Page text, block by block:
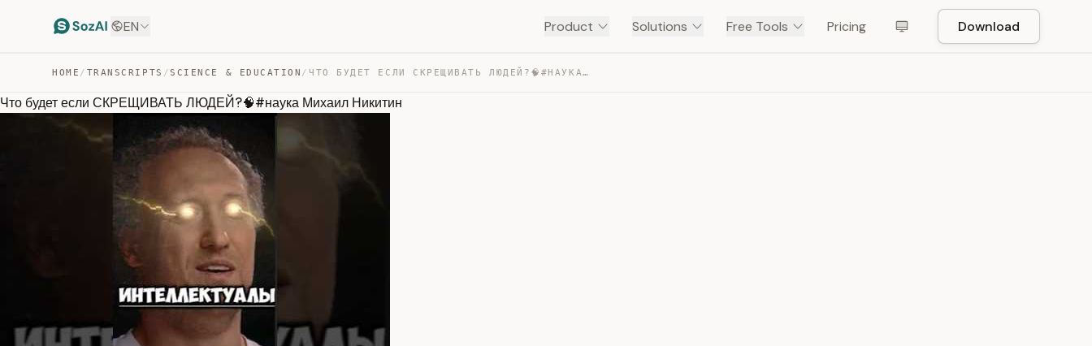
EN Product Solutions Free Tools Pricing Download
HOME / TRANSCRIPTS /SCIENCE & EDUCATION / ЧТО БУДЕТ ЕСЛИ СКРЕЩИВАТЬ ЛЮДЕЙ?🧠#НАУКА МИХАИЛ НИКИТИН — TRANSCRIPT
Что будет если СКРЕЩИВАТЬ ЛЮДЕЙ?🧠#наука Михаил Никитин